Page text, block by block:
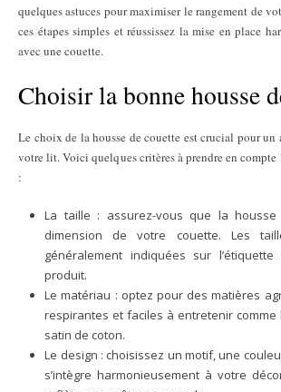
quelques astuces pour maximiser le rangement de
ces étapes simples et réussissez la mise en place
avec une couette.
Choisir la bonne housse
Le choix de la housse de couette est crucial pour un
votre lit. Voici quelques critères à prendre en
:
La taille : assurez-vous que la
dimension de votre couette. Les
généralement indiquées sur l’étiquette
produit.
Le matériau : optez pour des matières
respirantes et faciles à entretenir comme
satin de coton.
Le design : choisissez un motif, une
s’intègre harmonieusement à votre